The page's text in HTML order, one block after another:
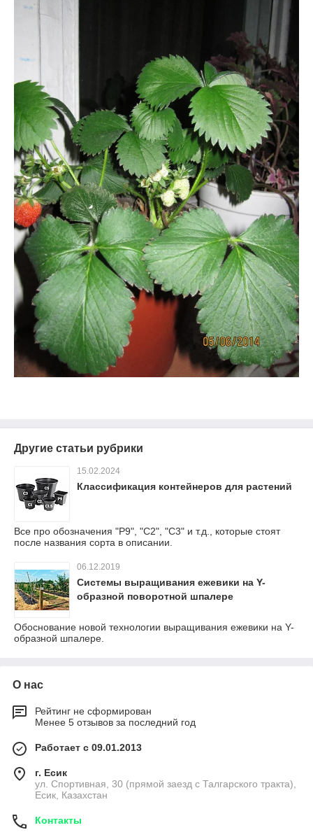
Другие статьи рубрики
15.02.2024
Классификация контейнеров для растений
Все про обозначения "Р9", "С2", "С3" и т.д., которые стоят
после названия сорта в описании.
06.12.2019
Cистемы выращивания ежевики на Y-
образной поворотной шпалере
Обоснование новой технологии выращивания ежевики на Y-
образной шпалере.
О нас
Рейтинг не сформирован
Менее 5 отзывов за последний год
Работает с 09.01.2013
г. Есик
ул. Спортивная, 30 (прямой заезд с Талгарского тракта),
Есик, Казахстан
Контакты